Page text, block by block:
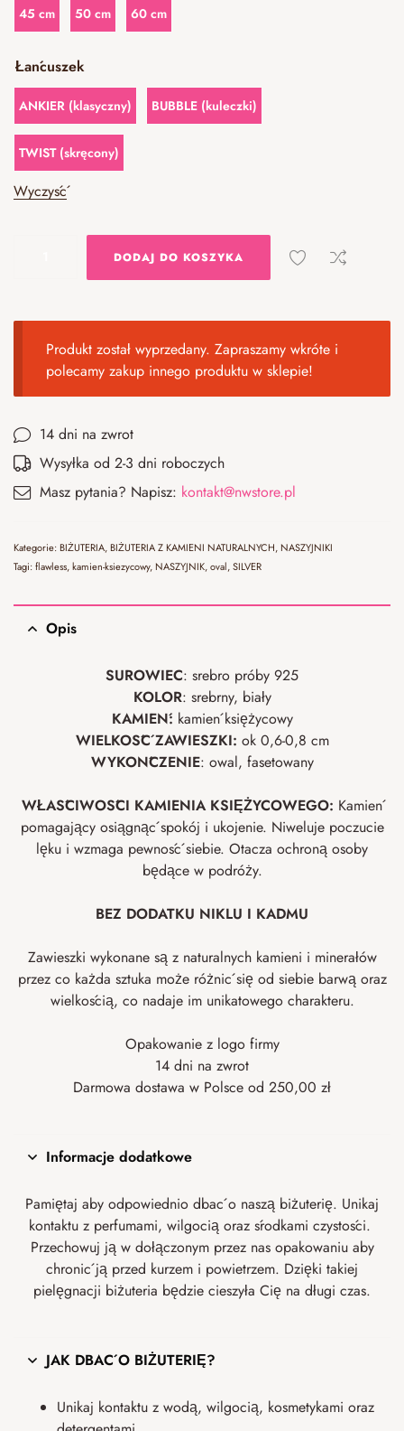
45 cm 50 cm 60 cm
Łańcuszek
ANKIER (klasyczny) BUBBLE (kuleczki)
TWIST (skręcony)
Wyczyść
DODAJ DO KOSZYKA
Produkt został wyprzedany. Zapraszamy wkróte i
polecamy zakup innego produktu w sklepie!
14 dni na zwrot
Wysyłka od 2-3 dni roboczych
Masz pytania? Napisz: kontakt@nwstore.pl
Kategorie:BIŻUTERIA,BIŻUTERIA Z KAMIENI NATURALNYCH,NASZYJNIKI
Tagi:flawless,kamien-ksiezycowy,NASZYJNIK,oval,SILVER
Opis
SUROWIEC: srebro próby 925
KOLOR: srebrny, biały
KAMIEŃ: kamień księżycowy
WIELKOŚĆ ZAWIESZKI: ok 0,6-0,8 cm
WYKOŃCZENIE: owal, fasetowany
WŁAŚCIWOŚCI KAMIENIA KSIĘŻYCOWEGO: Kamień
pomagający osiągnąć spokój i ukojenie. Niweluje poczucie
lęku i wzmaga pewność siebie. Otacza ochroną osoby
będące w podróży.
BEZ DODATKU NIKLU I KADMU
Zawieszki wykonane są z naturalnych kamieni i minerałów
przez co każda sztuka może różnić się od siebie barwą oraz
wielkością, co nadaje im unikatowego charakteru.
Opakowanie z logo firmy
14 dni na zwrot
Darmowa dostawa w Polsce od 250,00 zł
Informacje dodatkowe
Pamiętaj aby odpowiednio dbać o naszą biżuterię. Unikaj
kontaktu z perfumami, wilgocią oraz środkami czystości.
Przechowuj ją w dołączonym przez nas opakowaniu aby
chronić ją przed kurzem i powietrzem. Dzięki takiej
pielęgnacji biżuteria będzie cieszyła Cię na długi czas.
JAK DBAĆ O BIŻUTERIĘ?
Unikaj kontaktu z wodą, wilgocią, kosmetykami oraz